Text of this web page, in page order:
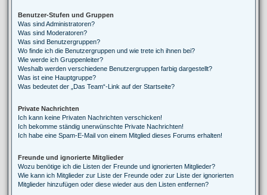
Benutzer-Stufen und Gruppen
Was sind Administratoren?
Was sind Moderatoren?
Was sind Benutzergruppen?
Wo finde ich die Benutzergruppen und wie trete ich ihnen bei?
Wie werde ich Gruppenleiter?
Weshalb werden verschiedene Benutzergruppen farbig dargestellt?
Was ist eine Hauptgruppe?
Was bedeutet der „Das Team“-Link auf der Startseite?
Private Nachrichten
Ich kann keine Privaten Nachrichten verschicken!
Ich bekomme ständig unerwünschte Private Nachrichten!
Ich habe eine Spam-E-Mail von einem Mitglied dieses Forums erhalten!
Freunde und ignorierte Mitglieder
Wozu benötige ich die Listen der Freunde und ignorierten Mitglieder?
Wie kann ich Mitglieder zur Liste der Freunde oder zur Liste der ignorierten
Mitglieder hinzufügen oder diese wieder aus den Listen entfernen?